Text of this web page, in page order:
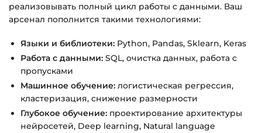
реализовывать полный цикл работы с данными. Ваш
арсенал пополнится такими технологиями:
Языки и библиотеки: Python, Pandas, Sklearn, Keras
Работа с данными: SQL, очистка данных, работа с
пропусками
Машинное обучение: логистическая регрессия,
кластеризация, снижение размерности
Глубокое обучение: проектирование архитектуры
нейросетей, Deep learning, Natural language